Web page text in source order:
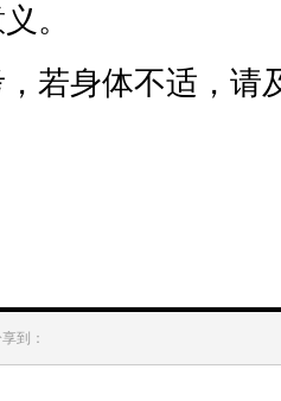
。
若身体不适，请
到：